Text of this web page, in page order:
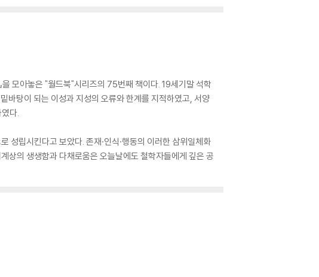
을 모아놓은 "월드북"시리즈의 75번째 책이다. 19세기말 석학
바탕이 되는 이성과 지성의 오류와 한계를 지적하였고, 서양
다.
성립시킨다고 보았다. 존재·인식·행동의 이러한 삼위일체화
상의 생생함과 다채로움은 오늘날에도 철학자들에게 깊은 공